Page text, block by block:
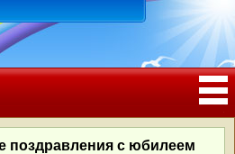
РОЖДЕНИЯ, ЮБИЛЕЕМ
поздравления с юбилеем